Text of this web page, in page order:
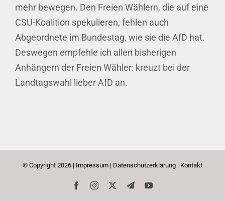
mehr bewegen. Den Freien Wählern, die auf eine
CSU-Koalition spekulieren, fehlen auch
Abgeordnete im Bundestag, wie sie die AfD hat.
Deswegen empfehle ich allen bisherigen
Anhängern der Freien Wähler: kreuzt bei der
Landtagswahl lieber AfD an.
© Copyright 2026 | Impressum | Datenschutzerklärung | Kontakt
FacebookInstagram TelegramYouTube